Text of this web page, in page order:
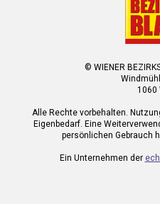
© WIENER
1060
Alle Rechte vorbehalten.
Eigenbedarf. Eine
persönlichen Gebrauch
Ein Unternehmen der